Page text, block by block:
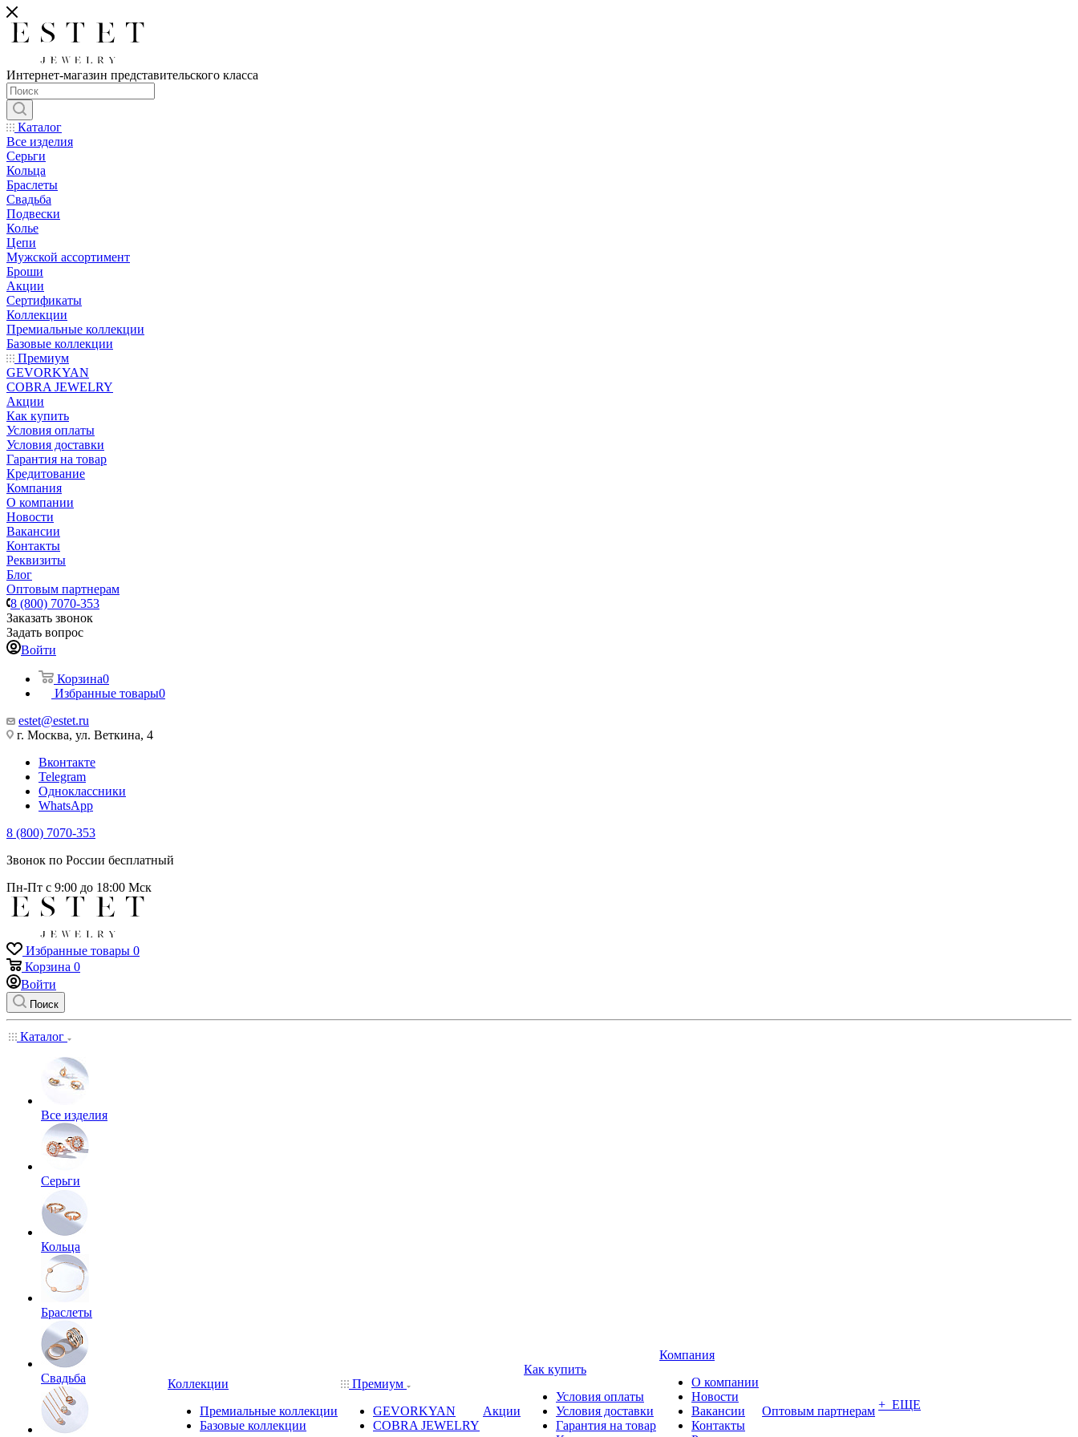
Интернет-магазин представительского класса
Каталог
Все изделия
Серьги
Кольца
Браслеты
Свадьба
Подвески
Колье
Цепи
Мужской ассортимент
Броши
Акции
Сертификаты
Коллекции
Премиальные коллекции
Базовые коллекции
Премиум
GEVORKYAN
COBRA JEWELRY
Акции
Как купить
Условия оплаты
Условия доставки
Гарантия на товар
Кредитование
Компания
О компании
Новости
Вакансии
Контакты
Реквизиты
Блог
Оптовым партнерам
8 (800) 7070-353
Заказать звонок
Задать вопрос
Войти
Корзина0
Избранные товары0
estet@estet.ru
г. Москва, ул. Веткина, 4
Вконтакте
Telegram
Одноклассники
WhatsApp
8 (800) 7070-353
Звонок по России бесплатный
Пн-Пт с 9:00 до 18:00 Мск
Избранные товары 0
Корзина 0
Войти
Поиск
Каталог
Все изделия
Серьги
Кольца
Браслеты
Свадьба
Коллекции
Премиальные коллекции
Базовые коллекции
Премиум
GEVORKYAN
COBRA JEWELRY
Акции
Как купить
Условия оплаты
Условия доставки
Гарантия на товар
Компания
О компании
Новости
Вакансии
Контакты
Оптовым партнерам + ЕЩЕ